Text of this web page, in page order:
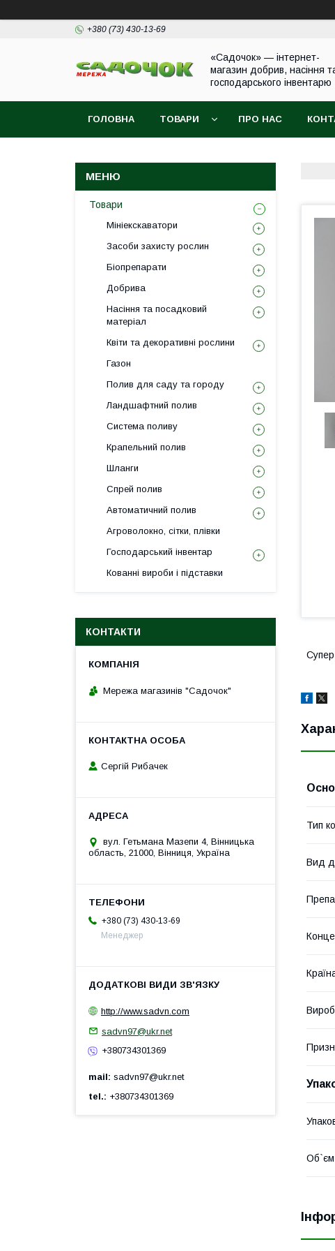
+380 (73) 430-13-69
«Садочок» — інтернет-
магазин добрив, насіння
господарського інвентарю
ГОЛОВНА ТОВАРИ ПРО НАС
Тип
Вид
Об`єм
Товари
Мініекскаватори
Засоби захисту рослин
Біопрепарати
Добрива
Насіння та посадковий
матеріал
Квіти та декоративні рослини
Газон
Полив для саду та городу
Ландшафтний полив
Система поливу
Крапельний полив
Шланги
Спрей полив
Автоматичний полив
Агроволокно, сітки, плівки
Господарський інвентар
Кованні вироби і підставки
КОНТАКТИ
Мережа магазинів "Садочок"
Сергій Рибачек
вул. Гетьмана Мазепи 4, Вінницька
область, 21000, Вінниця, Україна
+380 (73) 430-13-69
Менеджер
http://www.sadvn.com
sadvn97@ukr.net
+380734301369
mail sadvn97@ukr.net
tel.
+380734301369